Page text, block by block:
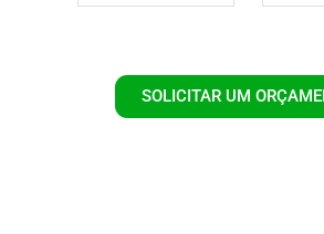
SOLICITAR UM